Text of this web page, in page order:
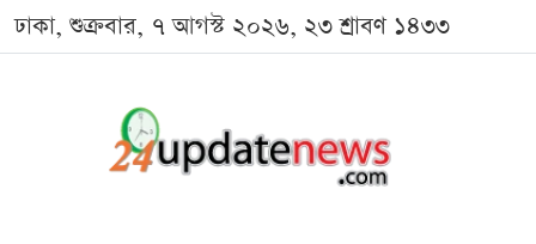
ঢাকা, শুক্রবার, ৭ আগস্ট ২০২৬, ২৩ শ্রাবণ ১৪৩৩